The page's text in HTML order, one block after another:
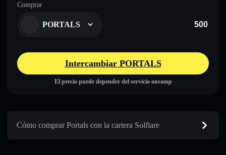
Comprar
PORTALS
Intercambiar PORTALS
El precio puede depender del servicio onramp
Cómo comprar Portals con la cartera Solflare